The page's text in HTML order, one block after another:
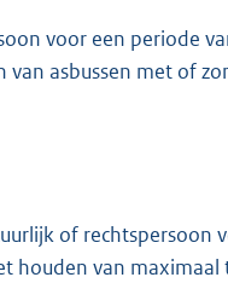
voor een periode
asbussen met of
of rechtspersoon
houden van maximaal